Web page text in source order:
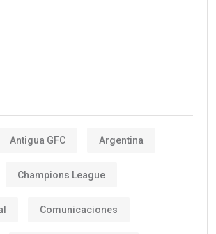
Antigua GFC Argentina
Champions League
Comunicaciones